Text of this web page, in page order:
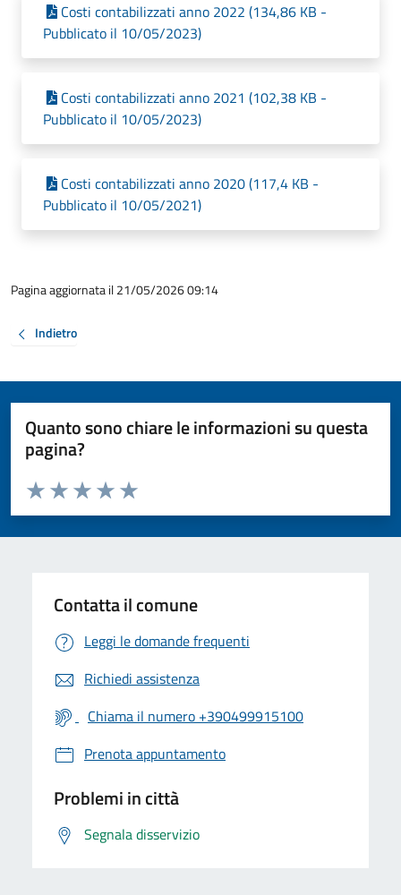
Costi contabilizzati anno 2022 (134,86 KB -
Pubblicato il 10/05/2023)
Costi contabilizzati anno 2021 (102,38 KB -
Pubblicato il 10/05/2023)
Costi contabilizzati anno 2020 (117,4 KB -
Pubblicato il 10/05/2021)
Pagina aggiornata il 21/05/2026 09:14
Indietro
Quanto sono chiare le informazioni su questa
pagina?
Valuta da 1 a 5 stelle la pagina
Valuta 5 stelle su 5
Valuta 4 stelle su 5
Valuta 3 stelle su 5
Valuta 2 stelle su 5
Valuta 1 stelle su 5
Contatta il comune
Leggi le domande frequenti
Richiedi assistenza
Chiama il numero +390499915100
Prenota appuntamento
Problemi in città
Segnala disservizio